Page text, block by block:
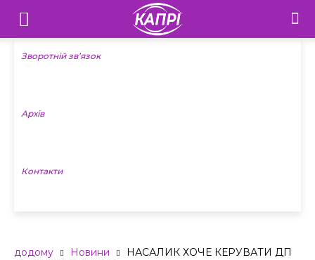
Телебачення
«Капрі»
Новини
Зворотній зв’язок
Архів
Контакти
додому Новини
НАСАЛИК ХОЧЕ КЕРУВАТИ ДП